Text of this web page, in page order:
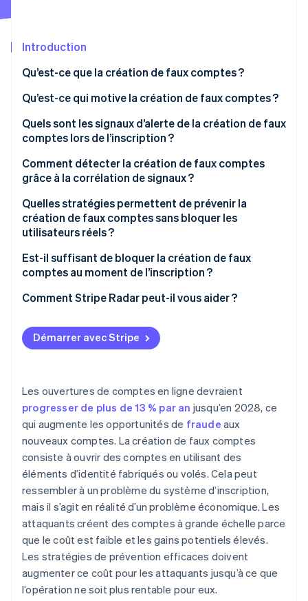
Prévention de la fraude
Constitution de start-up
Climate
Identity
Vérification de l'identité
Stripe Sessions 2026
Découvrez comment Stripe construit l’infrastructure
Stripe App Marketplace
Introduction
Qu’est-ce que la création de faux comptes ?
Qu’est-ce qui motive la création de faux comptes ?
Abus des essais gratuits et des promotions
Spam et manipulation de plateforme
Extraction de données via API et extraction de
données
Infrastructure de bourrage d’identifiants
Préparation de fraude au paiement
Quels sont les signaux d’alerte de la création de faux
comptes lors de l’inscription ?
Signaux liés à l’e-mail
Signaux liés aux appareils et aux réseaux
Signaux comportementaux
Signaux de cohérence d’identité
Comment détecter la création de faux comptes
grâce à la corrélation de signaux ?
Quelles stratégies permettent de prévenir la
création de faux comptes sans bloquer les
utilisateurs réels ?
Est-il suffisant de bloquer la création de faux
comptes au moment de l’inscription ?
Comment Stripe Radar peut-il vous aider ?
Démarrer avec Stripe
Les ouvertures de comptes en ligne devraient
progresser de plus de 13 % par an jusqu’en 2028, ce
qui augmente les opportunités de fraude aux
nouveaux comptes. La création de faux comptes
consiste à ouvrir des comptes en utilisant des
éléments d’identité fabriqués ou volés. Cela peut
ressembler à un problème du système d’inscription,
mais il s’agit en réalité d’un problème économique. Les
attaquants créent des comptes à grande échelle parce
que le coût est faible et les gains potentiels élevés.
Les stratégies de prévention efficaces doivent
augmenter ce coût pour les attaquants jusqu’à ce que
l’opération ne soit plus rentable pour eux.